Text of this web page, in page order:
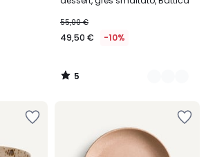
55,00 €
49,50 € -10%
5
/